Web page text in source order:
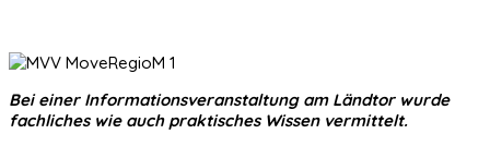
Bei einer Informationsveranstaltung am Ländtor wurde
fachliches wie auch praktisches Wissen vermittelt.